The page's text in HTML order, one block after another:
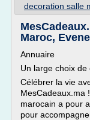
decoration salle
Maroc,
Annuaire
Un large choix
Célébrer la vie
MesCadeaux.ma
marocain a pour
pour